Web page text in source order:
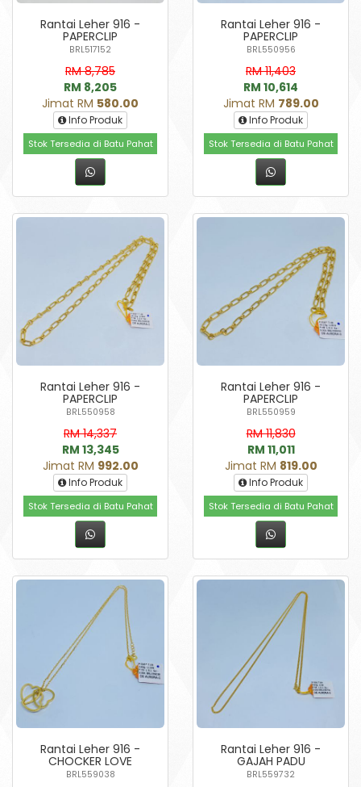
Rantai Leher 916 -
PAPERCLIP
BRL517152
RM 8,785
RM 8,205
Jimat RM 580.00
Info Produk
Stok Tersedia di Batu Pahat
Rantai Leher 916 -
PAPERCLIP
BRL550956
RM 11,403
RM 10,614
Jimat RM 789.00
Info Produk
Stok Tersedia di Batu Pahat
Rantai Leher 916 -
PAPERCLIP
BRL550958
RM 14,337
RM 13,345
Jimat RM 992.00
Info Produk
Stok Tersedia di Batu Pahat
Rantai Leher 916 -
PAPERCLIP
BRL550959
RM 11,830
RM 11,011
Jimat RM 819.00
Info Produk
Stok Tersedia di Batu Pahat
Rantai Leher 916 -
CHOCKER LOVE
BRL559038
Rantai Leher 916 -
GAJAH PADU
BRL559732